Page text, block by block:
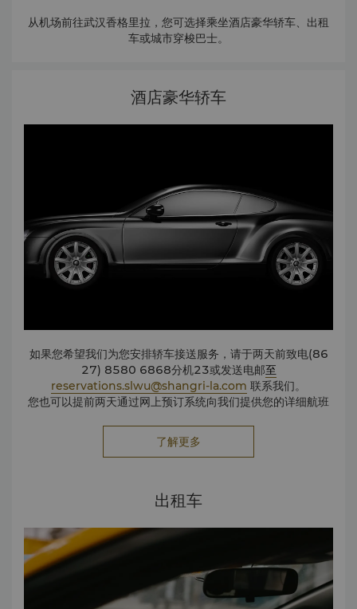
从机场前往武汉香格里拉，您可选择乘坐酒店豪华轿车、出租
车或城市穿梭巴士。
酒店豪华轿车
如果您希望我们为您安排轿车接送服务，请于两天前致电(86
27) 8580 6868分机23或发送电邮至
reservations.slwu@shangri-la.com 联系我们。
您也可以提前两天通过网上预订系统向我们提供您的详细航班
了解更多
出租车